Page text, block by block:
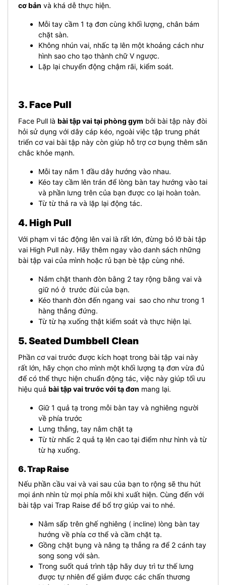
cơ bản và khá dễ thực hiện.
Mỗi tay cầm 1 tạ đơn cùng khối lượng, chân bám
chặt sàn.
Không nhún vai, nhấc tạ lên một khoảng cách như
hình sao cho tạo thành chữ V ngược.
Lặp lại chuyển động chậm rãi, kiểm soát.
3. Face Pull
Face Pull là bài tập vai tại phòng gym bởi bài tập này đòi
hỏi sử dụng với dây cáp kéo, ngoài việc tập trung phát
triển cơ vai bài tập này còn giúp hỗ trợ cơ bụng thêm săn
chắc khỏe mạnh.
Mỗi tay nắm 1 đầu dây hướng vào nhau.
Kéo tay cầm lên trán để lòng bàn tay hướng vào tai
và phần lưng trên của bạn được co lại hoàn toàn.
Từ từ thả ra và lặp lại động tác.
4. High Pull
Với phạm vi tác động lên vai là rất lớn, đừng bỏ lỡ bài tập
vai High Pull này. Hãy thêm ngay vào danh sách những
bài tập vai của mình hoặc rủ bạn bè tập cùng nhé.
Nắm chặt thanh đòn bằng 2 tay rộng bằng vai và
giữ nó ở trước đùi của bạn.
Kéo thanh đòn đến ngang vai sao cho như trong 1
hàng thẳng đứng.
Từ từ hạ xuống thật kiểm soát và thực hiện lại.
5. Seated Dumbbell Clean
Phần cơ vai trước được kích hoạt trong bài tập vai này
rất lớn, hãy chọn cho mình một khối lượng tạ đơn vừa đủ
để có thể thực hiện chuẩn động tác, việc này giúp tối ưu
hiệu quả bài tập vai trước với tạ đơn mang lại.
Giữ 1 quả tạ trong mỗi bàn tay và nghiêng người
về phía trước
Lưng thẳng, tay nắm chặt tạ
Từ từ nhấc 2 quả tạ lên cao tại điểm như hình và từ
từ hạ xuống.
6. Trap Raise
Nếu phần cầu vai và vai sau của bạn to rộng sẽ thu hút
mọi ánh nhìn từ mọi phía mỗi khi xuất hiện. Cùng đến với
bài tập vai Trap Raise để bổ trợ giúp vai to nhé.
Nằm sấp trên ghế nghiêng ( incline) lòng bàn tay
hướng về phía cơ thể và cầm chặt tạ.
Gồng chặt bụng và nâng tạ thẳng ra để 2 cánh tay
song song với sàn.
Trong suốt quá trình tập hãy duy trì tư thế lưng
được tự nhiên để giảm được các chấn thương